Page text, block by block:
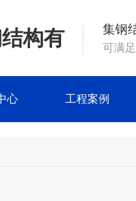
构有
集钢
可满
心 工程案例